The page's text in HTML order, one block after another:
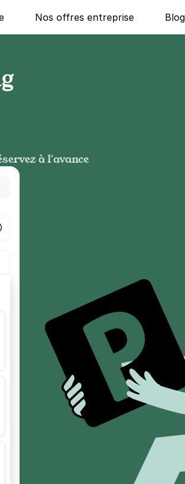
Nos offres entreprise Blog
à l'avance